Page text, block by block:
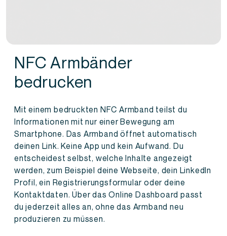
NFC Armbänder
bedrucken
Mit einem bedruckten NFC Armband teilst du
Informationen mit nur einer Bewegung am
Smartphone. Das Armband öffnet automatisch
deinen Link. Keine App und kein Aufwand. Du
entscheidest selbst, welche Inhalte angezeigt
werden, zum Beispiel deine Webseite, dein LinkedIn
Profil, ein Registrierungsformular oder deine
Kontaktdaten. Über das Online Dashboard passt
du jederzeit alles an, ohne das Armband neu
produzieren zu müssen.